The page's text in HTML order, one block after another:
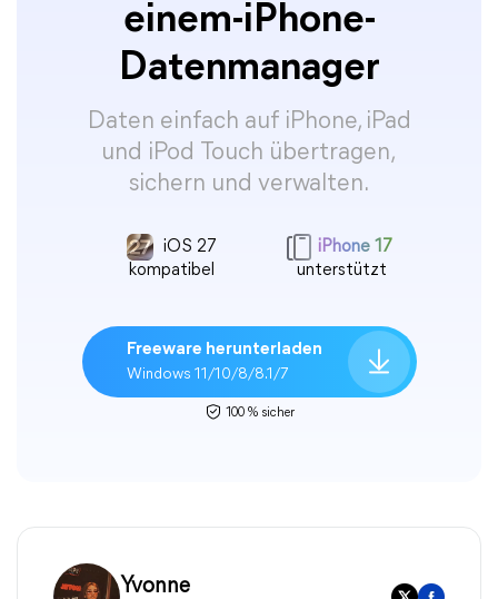
einem-iPhone-
Datenmanager
Daten einfach auf iPhone, iPad
und iPod Touch übertragen,
sichern und verwalten.
iOS 27
kompatibel
iPhone 17
unterstützt
Freeware herunterladen
Windows 11/10/8/8.1/7
100 % sicher
Yvonne